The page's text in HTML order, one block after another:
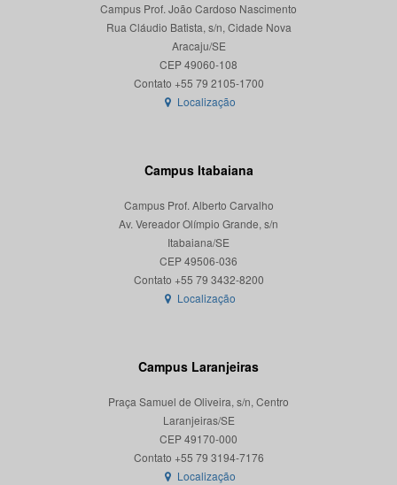
Campus Prof. João Cardoso Nascimento
Rua Cláudio Batista, s/n, Cidade Nova
Aracaju/SE
CEP 49060-108
Localização
Campus Itabaiana
Campus Prof. Alberto Carvalho
Av. Vereador Olímpio Grande, s/n
Itabaiana/SE
CEP 49506-036
Localização
Campus Laranjeiras
Praça Samuel de Oliveira, s/n, Centro
Laranjeiras/SE
CEP 49170-000
Localização